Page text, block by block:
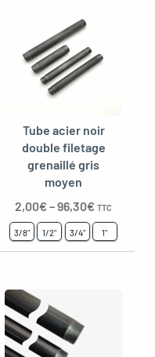
Tube acier noir
double filetage
grenaillé gris
moyen
2,00€–96,30€ TTC
3/8" 1/2" 3/4" 1"